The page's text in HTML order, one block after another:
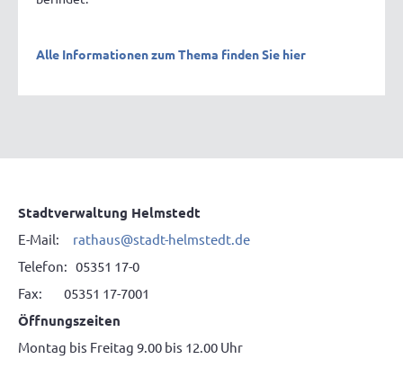
Alle Informationen zum Thema finden Sie hier
Stadtverwaltung Helmstedt
E-Mail: rathaus@stadt-helmstedt.de
Telefon: 05351 17-0
Fax: 05351 17-7001
Öffnungszeiten
Montag bis Freitag 9.00 bis 12.00 Uhr